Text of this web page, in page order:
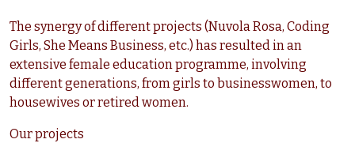
The synergy of different projects (Nuvola Rosa, Coding
Girls, She Means Business, etc.) has resulted in an
extensive female education programme, involving
different generations, from girls to businesswomen, to
housewives or retired women.
Our projects